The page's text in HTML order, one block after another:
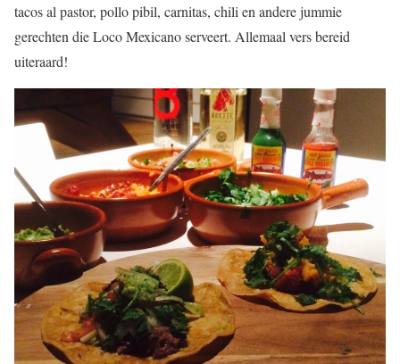
tacos al pastor, pollo pibil, carnitas, chili en andere jummie
gerechten die Loco Mexicano serveert. Allemaal vers bereid
uiteraard!